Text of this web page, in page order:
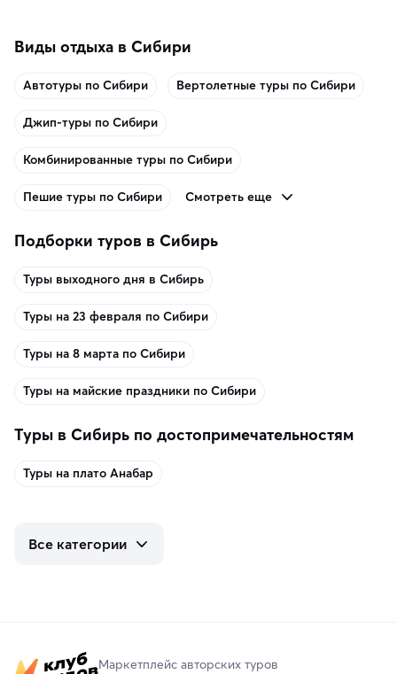
Виды отдыха в Сибири
Автотуры по Сибири Вертолетные туры по Сибири
Джип-туры по Сибири
Комбинированные туры по Сибири
Пешие туры по Сибири Смотреть еще
Подборки туров в Сибирь
Туры выходного дня в Сибирь
Туры на 23 февраля по Сибири
Туры на 8 марта по Сибири
Туры на майские праздники по Сибири
Туры в Сибирь по достопримечательностям
Туры на плато Анабар
Все категории
Маркетплейс авторских туров